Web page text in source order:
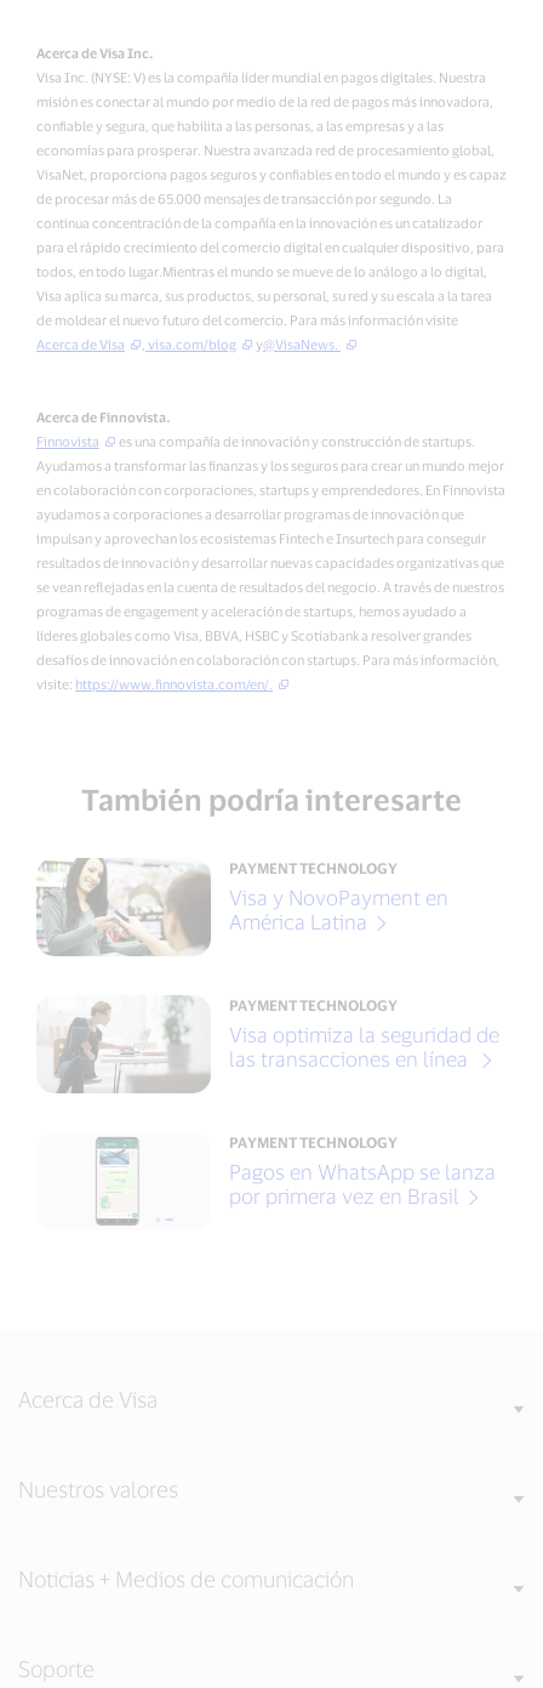
Acerca de Visa Inc.
Visa Inc. (NYSE: V) es la compañía líder mundial en pagos digitales. Nuestra
misión es conectar al mundo por medio de la red de pagos más innovadora,
confiable y segura, que habilita a las personas, a las empresas y a las
economías para prosperar. Nuestra avanzada red de procesamiento global,
VisaNet, proporciona pagos seguros y confiables en todo el mundo y es capaz
de procesar más de 65.000 mensajes de transacción por segundo. La
continua concentración de la compañía en la innovación es un catalizador
para el rápido crecimiento del comercio digital en cualquier dispositivo, para
todos, en todo lugar.Mientras el mundo se mueve de lo análogo a lo digital,
Visa aplica su marca, sus productos, su personal, su red y su escala a la tarea
de moldear el nuevo futuro del comercio. Para más información visite
Acerca de Visa
visa.com/blog y@VisaNews.
Acerca de Finnovista.
Finnovista
es una compañía de innovación y construcción de startups.
Ayudamos a transformar las finanzas y los seguros para crear un mundo mejor
en colaboración con corporaciones, startups y emprendedores. En Finnovista
ayudamos a corporaciones a desarrollar programas de innovación que
impulsan y aprovechan los ecosistemas Fintech e Insurtech para conseguir
resultados de innovación y desarrollar nuevas capacidades organizativas que
se vean reflejadas en la cuenta de resultados del negocio. A través de nuestros
programas de engagement y aceleración de startups, hemos ayudado a
líderes globales como Visa, BBVA, HSBC y Scotiabank a resolver grandes
desafíos de innovación en colaboración con startups. Para más información,
visite: https://www.finnovista.com/en/.
También podría interesarte
PAYMENT TECHNOLOGY
Visa y NovoPayment en
América Latina
PAYMENT TECHNOLOGY
Visa optimiza la seguridad de
las transacciones en línea
PAYMENT TECHNOLOGY
Pagos en WhatsApp se lanza
por primera vez en Brasil
Acerca de Visa
Nuestros valores
Noticias + Medios de comunicación
Soporte